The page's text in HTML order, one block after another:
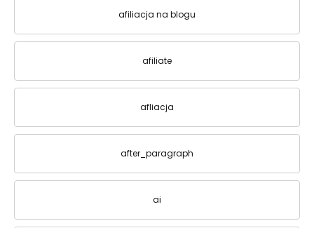
afiliacja na blogu
afiliate
afliacja
after_paragraph
ai